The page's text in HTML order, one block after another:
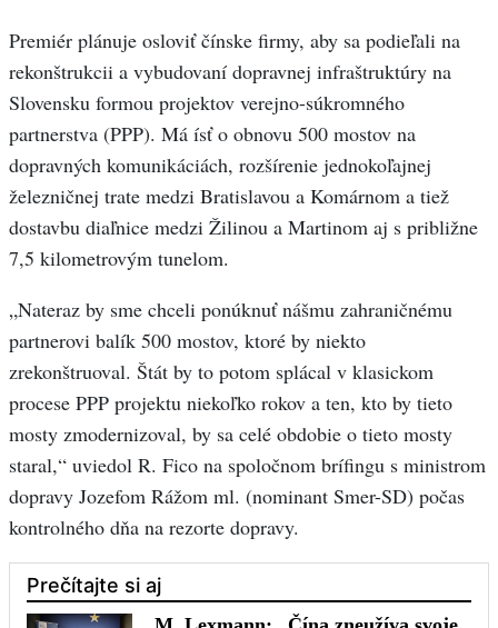
Premiér plánuje osloviť čínske firmy, aby sa podieľali na
rekonštrukcii a vybudovaní dopravnej infraštruktúry na
Slovensku formou projektov verejno-súkromného
partnerstva (PPP). Má ísť o obnovu 500 mostov na
dopravných komunikáciách, rozšírenie jednokoľajnej
železničnej trate medzi Bratislavou a Komárnom a tiež
dostavbu diaľnice medzi Žilinou a Martinom aj s približne
7,5 kilometrovým tunelom.
„Nateraz by sme chceli ponúknuť nášmu zahraničnému
partnerovi balík 500 mostov, ktoré by niekto
zrekonštruoval. Štát by to potom splácal v klasickom
procese PPP projektu niekoľko rokov a ten, kto by tieto
mosty zmodernizoval, by sa celé obdobie o tieto mosty
staral,“ uviedol R. Fico na spoločnom brífingu s ministrom
dopravy Jozefom Rážom ml. (nominant Smer-SD) počas
kontrolného dňa na rezorte dopravy.